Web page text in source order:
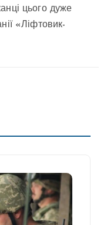
цього дуже
«Ліфтовик-